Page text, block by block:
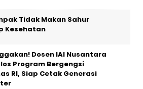
Tidak Makan Sahur
Kesehatan
Dosen IAI Nusantara
Program Bergengsi
RI, Siap Cetak Generasi